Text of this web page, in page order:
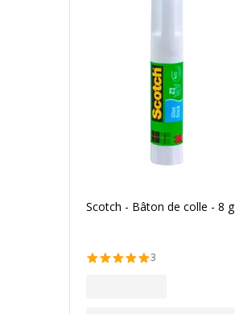
Scotch - Bâton de colle - 8 g
3